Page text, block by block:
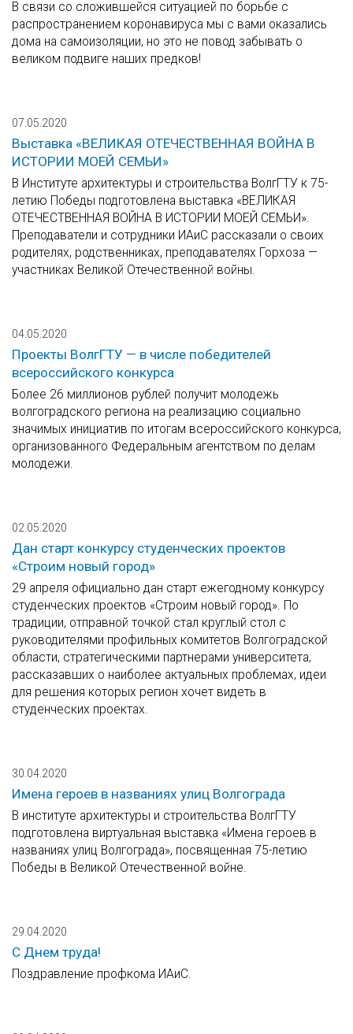
В связи со сложившейся ситуацией по борьбе с
распространением коронавируса мы с вами оказались
дома на самоизоляции, но это не повод забывать о
великом подвиге наших предков!
07.05.2020
Выставка «ВЕЛИКАЯ ОТЕЧЕСТВЕННАЯ ВОЙНА В
ИСТОРИИ МОЕЙ СЕМЬИ»
В Институте архитектуры и строительства ВолгГТУ к 75-
летию Победы подготовлена выставка «ВЕЛИКАЯ
ОТЕЧЕСТВЕННАЯ ВОЙНА В ИСТОРИИ МОЕЙ СЕМЬИ».
Преподаватели и сотрудники ИАиС рассказали о своих
родителях, родственниках, преподавателях Горхоза —
участниках Великой Отечественной войны.
04.05.2020
Проекты ВолгГТУ — в числе победителей
всероссийского конкурса
Более 26 миллионов рублей получит молодежь
волгоградского региона на реализацию социально
значимых инициатив по итогам всероссийского конкурса,
организованного Федеральным агентством по делам
молодежи.
02.05.2020
Дан старт конкурсу студенческих проектов
«Строим новый город»
29 апреля официально дан старт ежегодному конкурсу
студенческих проектов «Строим новый город». По
традиции, отправной точкой стал круглый стол с
руководителями профильных комитетов Волгоградской
области, стратегическими партнерами университета,
рассказавших о наиболее актуальных проблемах, идеи
для решения которых регион хочет видеть в
студенческих проектах.
30.04.2020
Имена героев в названиях улиц Волгограда
В институте архитектуры и строительства ВолгГТУ
подготовлена виртуальная выставка «Имена героев в
названиях улиц Волгограда», посвященная 75-летию
Победы в Великой Отечественной войне.
29.04.2020
С Днем труда!
Поздравление профкома ИАиС.